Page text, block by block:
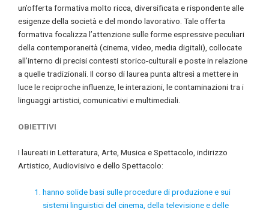
un’offerta formativa molto ricca, diversificata e rispondente alle
esigenze della società e del mondo lavorativo. Tale offerta
formativa focalizza l’attenzione sulle forme espressive peculiari
della contemporaneità (cinema, video, media digitali), collocate
all’interno di precisi contesti storico-culturali e poste in relazione
a quelle tradizionali. Il corso di laurea punta altresì a mettere in
luce le reciproche influenze, le interazioni, le contaminazioni tra i
linguaggi artistici, comunicativi e multimediali.
OBIETTIVI
I laureati in Letteratura, Arte, Musica e Spettacolo, indirizzo
Artistico, Audiovisivo e dello Spettacolo:
hanno solide basi sulle procedure di produzione e sui
sistemi linguistici del cinema, della televisione e delle